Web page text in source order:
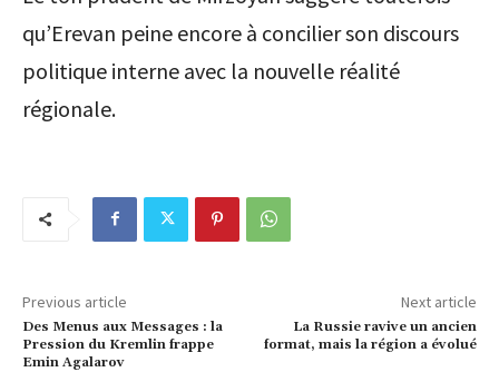
qu’Erevan peine encore à concilier son discours
politique interne avec la nouvelle réalité
régionale.
Previous article
Des Menus aux Messages : la
Pression du Kremlin frappe
Emin Agalarov
Next article
La Russie ravive un ancien
format, mais la région a évolué